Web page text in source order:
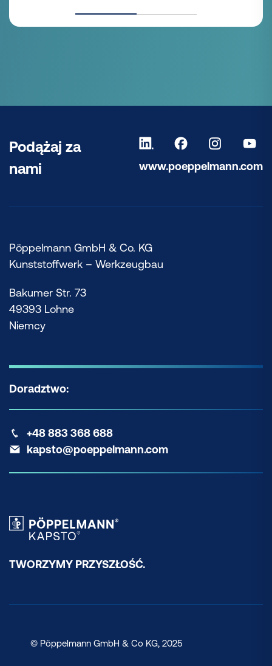
Podążaj za
nami
www.poeppelmann.com
Pöppelmann GmbH & Co. KG
Kunststoffwerk – Werkzeugbau
Bakumer Str. 73
49393 Lohne
Niemcy
Doradztwo:
+48 883 368 688
kapsto@poeppelmann.com
TWORZYMY PRZYSZŁOŚĆ.
© Pöppelmann GmbH & Co KG, 2025